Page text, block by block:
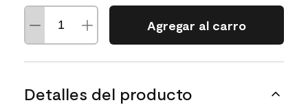
Agregar al carro
Detalles del producto